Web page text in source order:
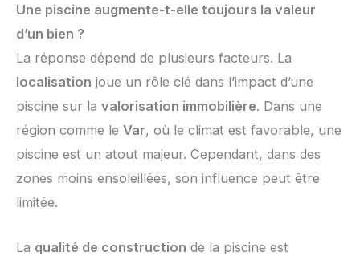
Une piscine augmente-t-elle toujours la valeur
d’un bien ?
La réponse dépend de plusieurs facteurs. La
localisation joue un rôle clé dans l’impact d’une
piscine sur la valorisation immobilière. Dans une
région comme le Var, où le climat est favorable, une
piscine est un atout majeur. Cependant, dans des
zones moins ensoleillées, son influence peut être
limitée.
La qualité de construction de la piscine est